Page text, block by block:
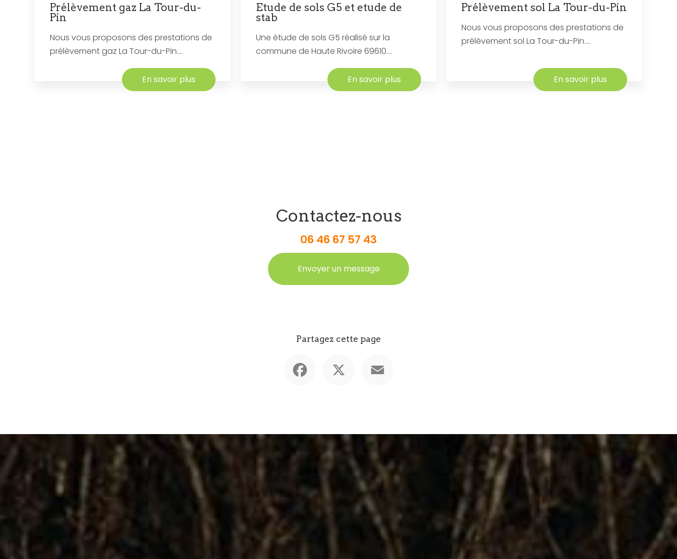
Prélèvement gaz La Tour-du-
Pin
Nous vous proposons des prestations de
prélèvement gaz La Tour-du-Pin....
En savoir plus
Etude de sols G5 et etude de
stab
Une étude de sols G5 réalisé sur la
commune de Haute Rivoire 69610....
En savoir plus
Prélèvement sol La Tour-du-Pin
Nous vous proposons des prestations de
prélèvement sol La Tour-du-Pin....
En savoir plus
Contactez-nous
06 46 67 57 43
Envoyer un message
Partagez cette page